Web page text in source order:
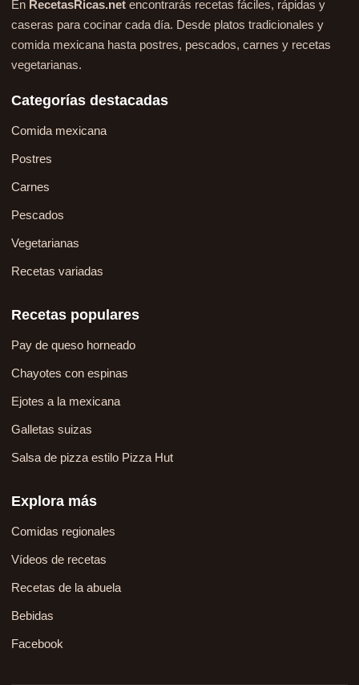
En RecetasRicas.net encontrarás recetas fáciles, rápidas y
caseras para cocinar cada día. Desde platos tradicionales y
comida mexicana hasta postres, pescados, carnes y recetas
vegetarianas.
Categorías destacadas
Comida mexicana
Postres
Carnes
Pescados
Vegetarianas
Recetas variadas
Recetas populares
Pay de queso horneado
Chayotes con espinas
Ejotes a la mexicana
Galletas suizas
Salsa de pizza estilo Pizza Hut
Explora más
Comidas regionales
Vídeos de recetas
Recetas de la abuela
Bebidas
Facebook